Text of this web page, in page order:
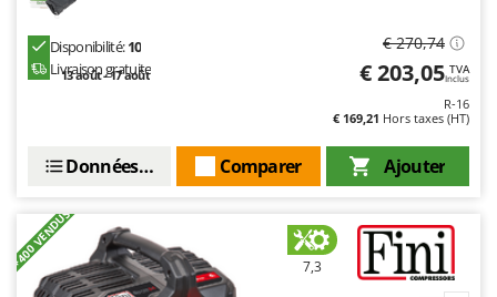
Disponibilité:10
Livraison gratuite
13 août - 17 août
€ 270,74
€ 203,05 TVA
Inclus
R-16
€ 169,21 Hors taxes (HT)
Ajouter
Comparer
Données techniques
+400 VENDUS 7,3